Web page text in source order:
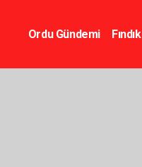
Ordu Gündemi Fındık